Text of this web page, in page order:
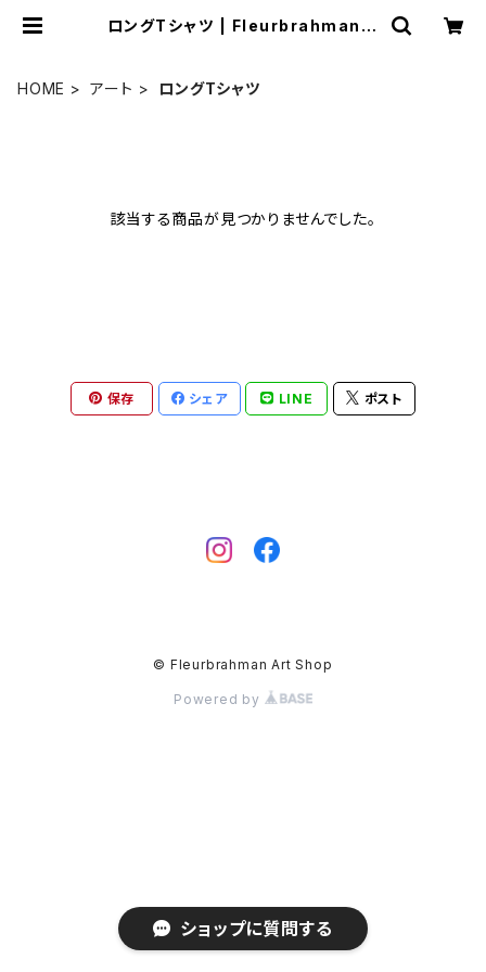
ロングTシャツ | Fleurbrahman A
HOME アート ロングTシャツ
該当する商品が見つかりませんでした。
保存 シェア LINE ポスト
© Fleurbrahman Art Shop
Powered by
ショップに質問する